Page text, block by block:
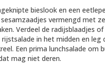
bieslook en een
vermengd met
Verdeel de radijsblaadjes
in het midden en
Een prima lunchsalade om
mag niet deren.